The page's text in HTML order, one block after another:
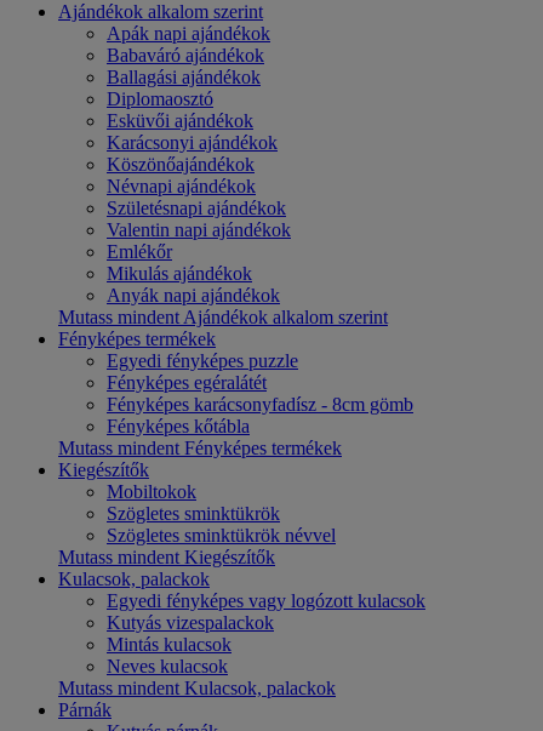
Ajándékok alkalom szerint
Apák napi ajándékok
Babaváró ajándékok
Ballagási ajándékok
Diplomaosztó
Esküvői ajándékok
Karácsonyi ajándékok
Köszönőajándékok
Névnapi ajándékok
Születésnapi ajándékok
Valentin napi ajándékok
Emlékőr
Mikulás ajándékok
Anyák napi ajándékok
Mutass mindent Ajándékok alkalom szerint
Fényképes termékek
Egyedi fényképes puzzle
Fényképes egéralátét
Fényképes karácsonyfadísz - 8cm gömb
Fényképes kőtábla
Mutass mindent Fényképes termékek
Kiegészítők
Mobiltokok
Szögletes sminktükrök
Szögletes sminktükrök névvel
Mutass mindent Kiegészítők
Kulacsok, palackok
Egyedi fényképes vagy logózott kulacsok
Kutyás vizespalackok
Mintás kulacsok
Neves kulacsok
Mutass mindent Kulacsok, palackok
Párnák